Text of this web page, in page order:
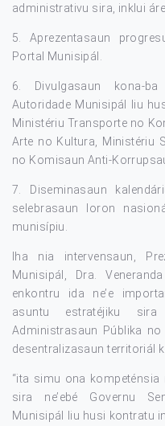
administrativu sira, inklui
5. Aprezentasaun
Portal Munisipál.
6. Divulgasaun kona-
Autoridade Munisipál liu
Ministériu Transporte no
Arte no Kultura, Ministériu
no Komisaun Anti-
7. Diseminasaun
selebrasaun loron
munisípiu.
Iha nia intervensaun,
Munisipál, Dra.
enkontru ida ne’e
asuntu estratéjiku
Administrasaun Públika
desentralizasaun territoriál
“ita simu ona
sira ne’ebé Governu
Munisipál liu husi kontratu